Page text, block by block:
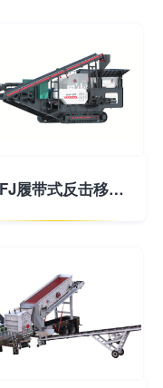
LDFJ履带式反击移动破碎站